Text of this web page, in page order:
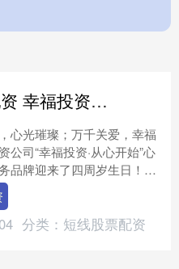
摆渡配资 幸福投资 从心开始，中建七局投资公司心理健康服务品牌4周年，温暖再启航!
心光璀璨；万千关爱，幸福
公司“幸福投资·从心开始”心
品牌迎来了四周岁生日！四
工会始终以职工需求为中
造职工心理健....
分类： 短线股票配资